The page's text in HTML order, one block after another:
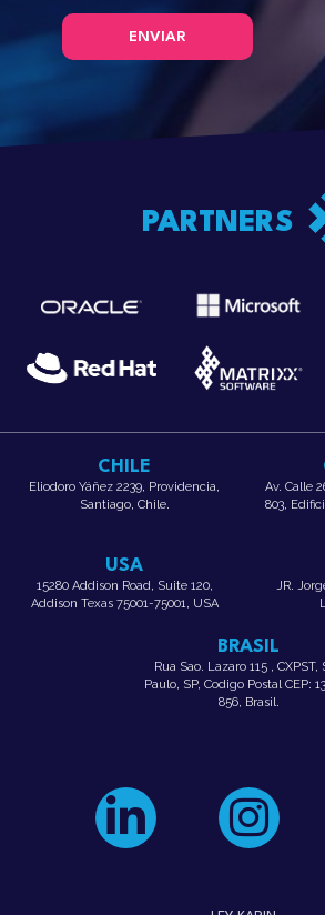
PARTNERS
CHILE
Eliodoro Yáñez 2239, Providencia,
Santiago, Chile.
Av. Calle
803,
USA
15280 Addison Road, Suite 120,
Addison Texas 75001-75001, USA
JR.
BRASIL
Rua Sao. Lazaro 115 , CXPST,
Paulo, SP, Codigo Postal CEP:
856, Brasil.